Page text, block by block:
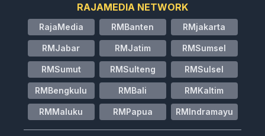
RAJAMEDIA NETWORK
RajaMedia RMBanten RMjakarta
RMJabar RMJatim RMSumsel
RMSumut RMSulteng RMSulsel
RMBengkulu RMBali RMKaltim
RMMaluku RMPapua RMIndramayu